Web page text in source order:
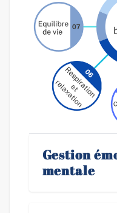
Gestion
mentale